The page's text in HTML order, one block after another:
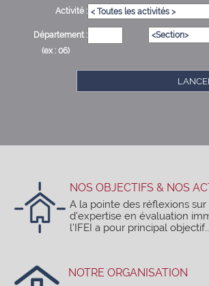
Activité :
Département :
(ex : 06)
NOS OBJECTIFS & NOS
A la pointe des réflexions
d'expertise en évaluation
l'IFEI a pour principal objectif...
NOTRE ORGANISATION